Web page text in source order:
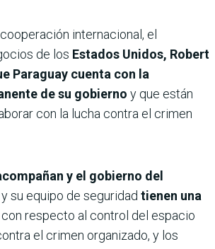
internacional, el
de los Estados Unidos, Robert
Paraguay cuenta con la
de su gobierno y que están
con la lucha contra el crimen
y el gobierno del
y su equipo de seguridad tienen una
con respecto al control del espacio
el crimen organizado, y los